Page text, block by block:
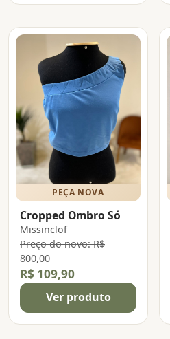
PEÇA NOVA
Cropped Ombro Só
Missinclof
Preço do novo: R$
800,00
R$ 109,90
Ver produto